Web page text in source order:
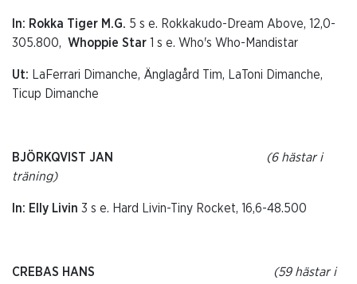
In: Rokka Tiger M.G. 5 s e. Rokkakudo-Dream Above, 12,0-
305.800, Whoppie Star 1 s e. Who's Who-Mandistar
Ut:
LaFerrari Dimanche, Änglagård Tim, LaToni Dimanche,
Ticup Dimanche
BJÖRKQVIST JAN
(6 hästar i
träning)
In: Elly Livin 3 s e. Hard Livin-Tiny Rocket, 16,6-48.500
CREBAS HANS
(59 hästar i